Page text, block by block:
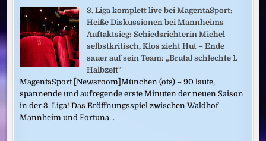
3. Liga komplett live bei MagentaSport:
Heiße Diskussionen bei Mannheims
Auftaktsieg: Schiedsrichterin Michel
selbstkritisch, Klos zieht Hut – Ende
sauer auf sein Team: „Brutal schlechte 1.
Halbzeit“
MagentaSport [Newsroom]München (ots) – 90 laute,
spannende und aufregende erste Minuten der neuen Saison
in der 3. Liga! Das Eröffnungsspiel zwischen Waldhof
Mannheim und Fortuna...